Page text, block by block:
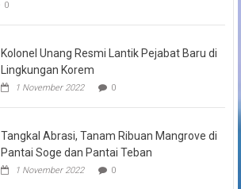
0
Kolonel Unang Resmi Lantik Pejabat Baru di
Lingkungan Korem
1 November 2022 0
Tangkal Abrasi, Tanam Ribuan Mangrove di
Pantai Soge dan Pantai Teban
1 November 2022 0